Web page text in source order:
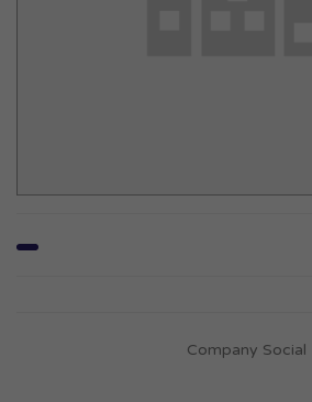
Company Social